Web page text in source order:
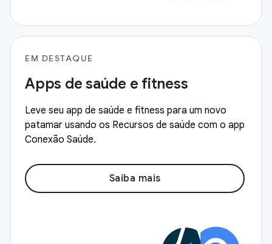
EM DESTAQUE
Apps de saúde e fitness
Leve seu app de saúde e fitness para um novo
patamar usando os Recursos de saúde com o app
Conexão Saúde.
Saiba mais